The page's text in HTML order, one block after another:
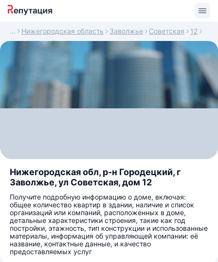
Нижегородская область Заволжье Советская 12
Нижегородская обл, р-н Городецкий, г
Заволжье, ул Советская, дом 12
Получите подробную информацию о доме, включая:
общее количество квартир в здании, наличие и список
организаций или компаний, расположенных в доме,
детальные характеристики строения, такие как год
постройки, этажность, тип конструкции и использованные
материалы, информация об управляющей компании: её
название, контактные данные, и качество
предоставляемых услуг